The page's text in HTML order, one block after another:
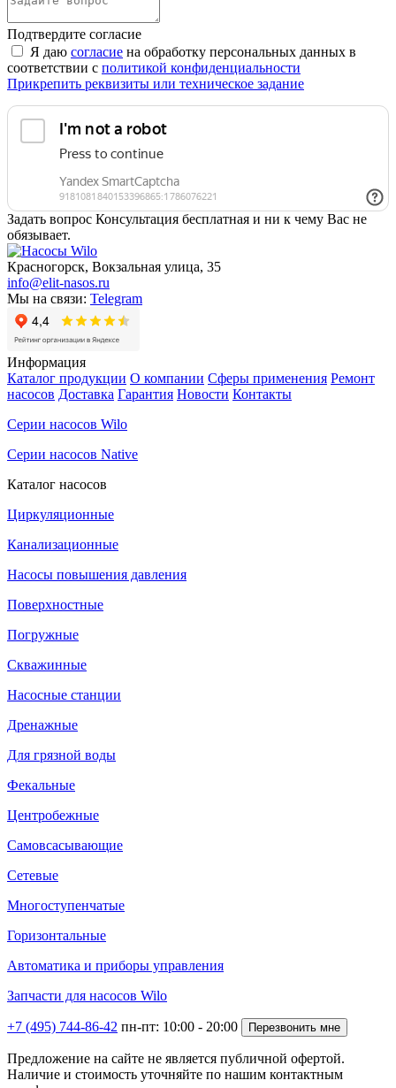
Подтвердите согласие
Я даю согласие на обработку персональных данных в
соответствии с политикой конфиденциальности
Прикрепить реквизиты или техническое задание
Задать вопрос Консультация бесплатная и ни к чему Вас не
обязывает.
Красногорск, Вокзальная улица, 35
info@elit-nasos.ru
Мы на связи: Telegram
Информация
Каталог продукции О компании Сферы применения Ремонт
насосов Доставка Гарантия Новости Контакты
Серии насосов Wilo
Серии насосов Native
Каталог насосов
Циркуляционные
Канализационные
Насосы повышения давления
Поверхностные
Погружные
Скважинные
Насосные станции
Дренажные
Для грязной воды
Фекальные
Центробежные
Самовсасывающие
Сетевые
Многоступенчатые
Горизонтальные
Автоматика и приборы управления
Запчасти для насосов Wilo
+7 (495) 744-86-42 пн-пт: 10:00 - 20:00 Перезвонить мне
Предложение на сайте не является публичной офертой.
Наличие и стоимость уточняйте по нашим контактным